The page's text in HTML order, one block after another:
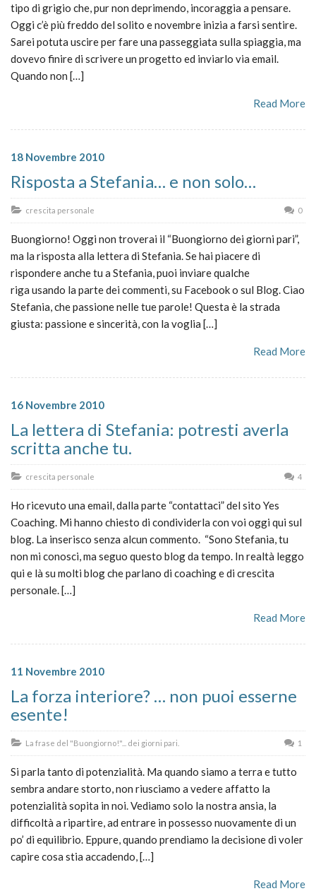
tipo di grigio che, pur non deprimendo, incoraggia a pensare.
Oggi c’è più freddo del solito e novembre inizia a farsi sentire.
Sarei potuta uscire per fare una passeggiata sulla spiaggia, ma
dovevo finire di scrivere un progetto ed inviarlo via email.
Quando non […]
Read More
18 Novembre 2010
Risposta a Stefania… e non solo…
crescita personale 0
Buongiorno! Oggi non troverai il “Buongiorno dei giorni pari”,
ma la risposta alla lettera di Stefania. Se hai piacere di
rispondere anche tu a Stefania, puoi inviare qualche
riga usando la parte dei commenti, su Facebook o sul Blog. Ciao
Stefania, che passione nelle tue parole! Questa è la strada
giusta: passione e sincerità, con la voglia […]
Read More
16 Novembre 2010
La lettera di Stefania: potresti averla
scritta anche tu.
crescita personale 4
Ho ricevuto una email, dalla parte “contattaci” del sito Yes
Coaching. Mi hanno chiesto di condividerla con voi oggi qui sul
blog. La inserisco senza alcun commento. “Sono Stefania, tu
non mi conosci, ma seguo questo blog da tempo. In realtà leggo
qui e là su molti blog che parlano di coaching e di crescita
personale. […]
Read More
11 Novembre 2010
La forza interiore? … non puoi esserne
esente!
La frase del "Buongiorno!"... dei giorni pari. 1
Si parla tanto di potenzialità. Ma quando siamo a terra e tutto
sembra andare storto, non riusciamo a vedere affatto la
potenzialità sopita in noi. Vediamo solo la nostra ansia, la
difficoltà a ripartire, ad entrare in possesso nuovamente di un
po’ di equilibrio. Eppure, quando prendiamo la decisione di voler
capire cosa stia accadendo, […]
Read More